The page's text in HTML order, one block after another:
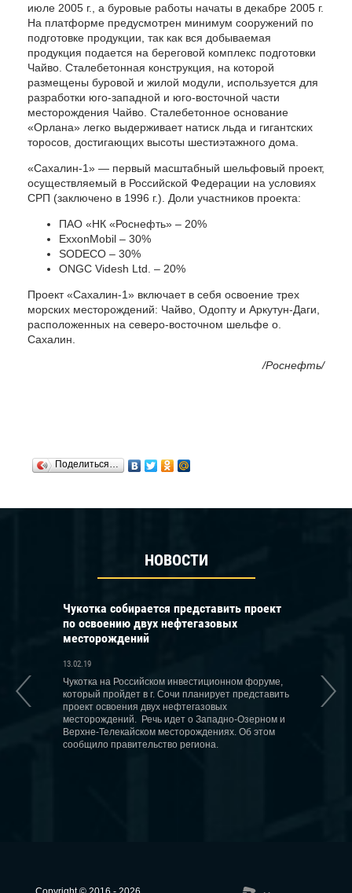
июле 2005 г., а буровые работы начаты в декабре 2005 г.
На платформе предусмотрен минимум сооружений по
подготовке продукции, так как вся добываемая
продукция подается на береговой комплекс подготовки
Чайво. Сталебетонная конструкция, на которой
размещены буровой и жилой модули, используется для
разработки юго-западной и юго-восточной части
месторождения Чайво. Сталебетонное основание
«Орлана» легко выдерживает натиск льда и гигантских
торосов, достигающих высоты шестиэтажного дома.
«Сахалин-1» — первый масштабный шельфовый проект,
осуществляемый в Российской Федерации на условиях
СРП (заключено в 1996 г.). Доли участников проекта:
ПАО «НК «Роснефть» – 20%
ExxonMobil – 30%
SODECO – 30%
ONGC Videsh Ltd. – 20%
Проект «Сахалин-1» включает в себя освоение трех
морских месторождений: Чайво, Одопту и Аркутун-Даги,
расположенных на северо-восточном шельфе о.
Сахалин.
/Роснефть/
Поделиться…
НОВОСТИ
может
атомных
МВт
Чукотка собирается представить проект
по освоению двух нефтегазовых
месторождений
13.02.19
Чукотка на Российском инвестиционном форуме,
который пройдет в г. Сочи планирует представить
проект освоения двух нефтегазовых
месторождений. Речь идет о Западно-Озерном и
Верхне-Телекайском месторождениях. Об этом
сообщило правительство региона.
в России,
ибн